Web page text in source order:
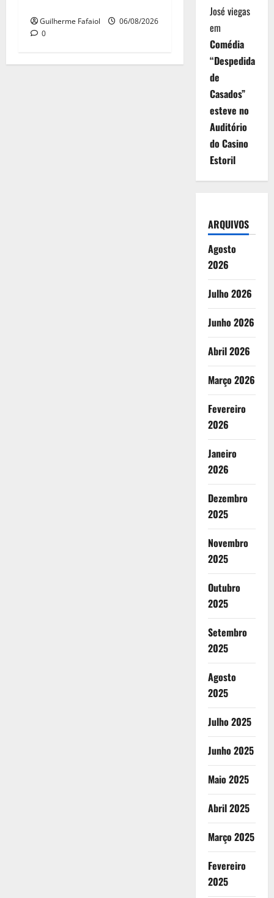
Guilherme Fafaiol
06/08/2026
0
José viegas
em
Comédia
“Despedida
de
Casados”
esteve no
Auditório
do Casino
Estoril
ARQUIVOS
Agosto
2026
Julho 2026
Junho 2026
Abril 2026
Março 2026
Fevereiro
2026
Janeiro
2026
Dezembro
2025
Novembro
2025
Outubro
2025
Setembro
2025
Agosto
2025
Julho 2025
Junho 2025
Maio 2025
Abril 2025
Março 2025
Fevereiro
2025